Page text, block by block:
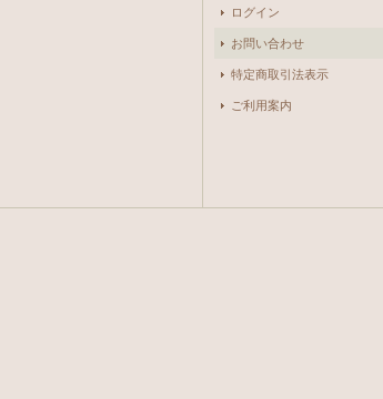
ログイン
お問い合わせ
特定商取引法表示
ご利用案内